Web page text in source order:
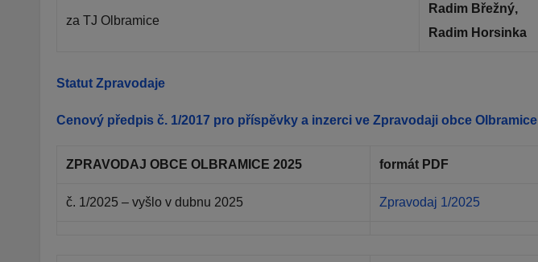
za TJ Olbramice
Radim Břežný,
Radim Horsinka
Statut Zpravodaje
Cenový předpis č. 1/2017 pro příspěvky a inzerci ve Zpravodaji obce Olbramice
ZPRAVODAJ OBCE OLBRAMICE 2025 formát PDF
č. 1/2025 – vyšlo v dubnu 2025 Zpravodaj 1/2025